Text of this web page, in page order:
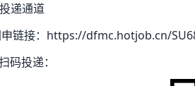
递通道
申链接：https://dfmc.hotjob.cn/
码投递：